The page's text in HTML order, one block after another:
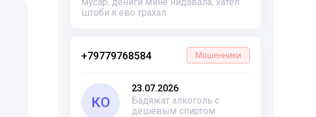
штоби я ево трахал
+79779768584 Мошенники
КО
23.07.2026
Бадяжат алкоголь с
дешёвым спиртом